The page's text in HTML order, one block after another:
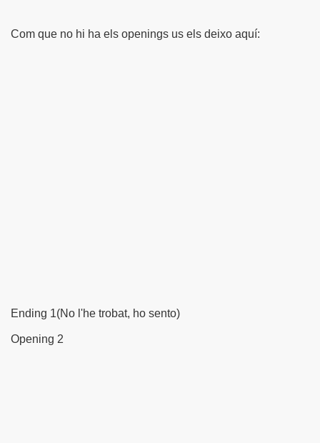
Com que no hi ha els openings us els deixo aquí:
Ending 1(No l'he trobat, ho sento)
Opening 2